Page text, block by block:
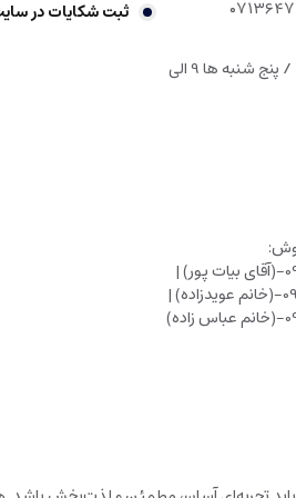
شنبه الی چهارشنبه 9 الی 18:30 / پنج شنبه ها 9 الی
09017755936-(آقای بیات پور) |
09036499457-(خانم عویدزاده) |
ثبت شکایات در